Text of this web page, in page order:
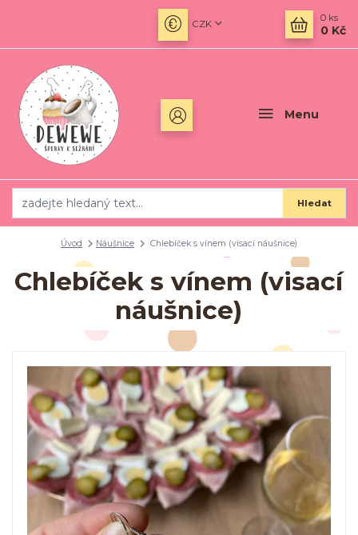
Menu
CZK
Hledat
0 ks
0 Kč
Úvod Náušnice Chlebíček s vínem (visací náušnice)
Chlebíček s vínem (visací
náušnice)